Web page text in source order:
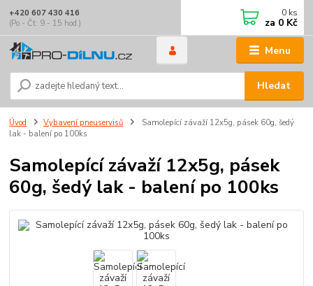
Menu
Hledat
+420 607 430 416
(Po - Čt: 9 - 15 hod.)
0 ks
za 0 Kč
Úvod Vybavení pneuservisů
Samolepící závaží 12x5g, pásek 60g, šedý
lak - balení po 100ks
Samolepící závaží 12x5g, pásek
60g, šedý lak - balení po 100ks